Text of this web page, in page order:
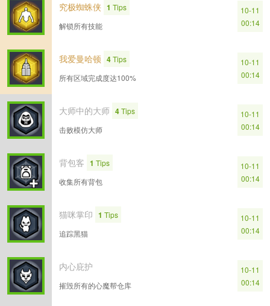
究极蜘蛛侠 1 Tips
解锁所有技能
10-11
00:14
我爱曼哈顿 4Tips
所有区域完成度达100%
10-11
00:14
大师中的大师 4Tips
击败模仿大师
10-11
00:14
背包客 1 Tips
收集所有背包
10-11
00:14
猫咪掌印 1 Tips
追踪黑猫
10-11
00:14
内心庇护
摧毁所有的心魔帮仓库
10-11
00:14